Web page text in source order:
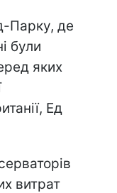
Парку, де
були
яких
Ед
витрат